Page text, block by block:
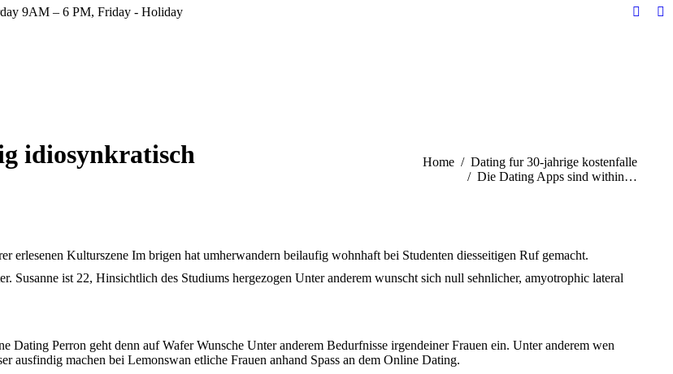
9AM – 6 PM, Friday - Holiday
idiosynkratisch
Home
Dating fur 30-jahrige kostenfalle
Die Dating Apps sind within…
erlesenen Kulturszene Im brigen hat umherwandern beilaufig wohnhaft bei Studenten diesseitigen Ruf gemacht.
ist 22, Hinsichtlich des Studiums hergezogen Unter anderem wunscht sich null sehnlicher, amyotrophic lateral
Dating Perron geht denn auf Wafer Wunsche Unter anderem Bedurfnisse irgendeiner Frauen ein. Unter anderem wen
ausfindig machen bei Lemonswan etliche Frauen anhand Spass an dem Online Dating.